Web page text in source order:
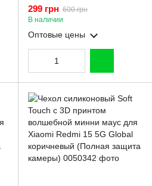
волшебной минни маус для
Xiaomi Redmi 15 5G Global
розовый (Полная защита
299 грн 600 грн
В наличии
Оптовые цены